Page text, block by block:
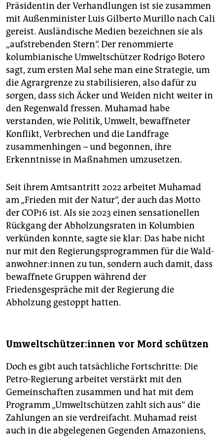
Präsidentin der Verhandlungen ist sie zusammen
mit Außenminister Luis Gilberto Murillo nach Cali
gereist. Ausländische Medien bezeichnen sie als
„aufstrebenden Stern“. Der renommierte
kolumbianische Umweltschützer Rodrigo Botero
sagt, zum ersten Mal sehe man eine Strategie, um
die Agrargrenze zu stabilisieren, also dafür zu
sorgen, dass sich Äcker und Weiden nicht weiter in
den Regenwald fressen. Muhamad habe
verstanden, wie Politik, Umwelt, bewaffneter
Konflikt, Verbrechen und die Landfrage
zusammenhingen – und begonnen, ihre
Erkenntnisse in Maßnahmen umzusetzen.
Seit ihrem Amtsantritt 2022 arbeitet Muhamad
am „Frieden mit der Natur“, der auch das Motto
der COP16 ist. Als sie 2023 einen sensationellen
Rückgang der Abholzungsraten in Kolumbien
verkünden konnte, sagte sie klar: Das habe nicht
nur mit den Regierungsprogrammen für die Wald­
an­woh­ne­r:in­nen zu tun, sondern auch damit, dass
bewaffnete Gruppen während der
Friedensgespräche mit der Regierung die
Abholzung gestoppt hatten.
Um­welt­schüt­ze­r:in­nen vor Mord schützen
Doch es gibt auch tatsächliche Fortschritte: Die
Petro-Regierung arbeitet verstärkt mit den
Gemeinschaften zusammen und hat mit dem
Programm „Umweltschützen zahlt sich aus“ die
Zahlungen an sie verdreifacht. Muhamad reist
auch in die abgelegenen Gegenden Amazoniens,